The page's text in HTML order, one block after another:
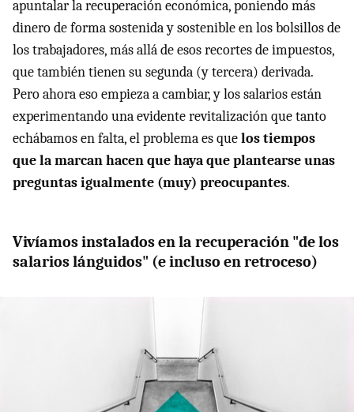
apuntalar la recuperación económica, poniendo más
dinero de forma sostenida y sostenible en los bolsillos de
los trabajadores, más allá de esos recortes de impuestos,
que también tienen su segunda (y tercera) derivada.
Pero ahora eso empieza a cambiar, y los salarios están
experimentando una evidente revitalización que tanto
echábamos en falta, el problema es quelos tiempos
que la marcan hacen que haya que plantearse unas
preguntas igualmente (muy) preocupantes.
Vivíamos instalados en la recuperación "de los
salarios lánguidos" (e incluso en retroceso)